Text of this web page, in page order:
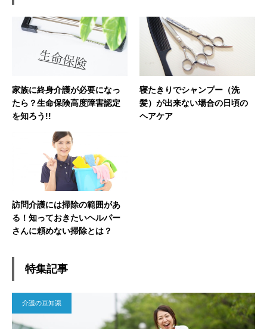
家族に終身介護が必要になっ
たら？生命保険高度障害認定
を知ろう!!
寝たきりでシャンプー（洗
髪）が出来ない場合の日頃の
ヘアケア
訪問介護には掃除の範囲があ
る！知っておきたいヘルパー
さんに頼めない掃除とは？
特集記事
介護の豆知識